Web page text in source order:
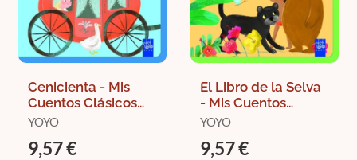
Cenicienta - Mis
Cuentos Clásicos
con Texturas
YOYO
9,57 €
El Libro de la Selva
- Mis Cuentos
Clásicos con
YOYO
9,57 €